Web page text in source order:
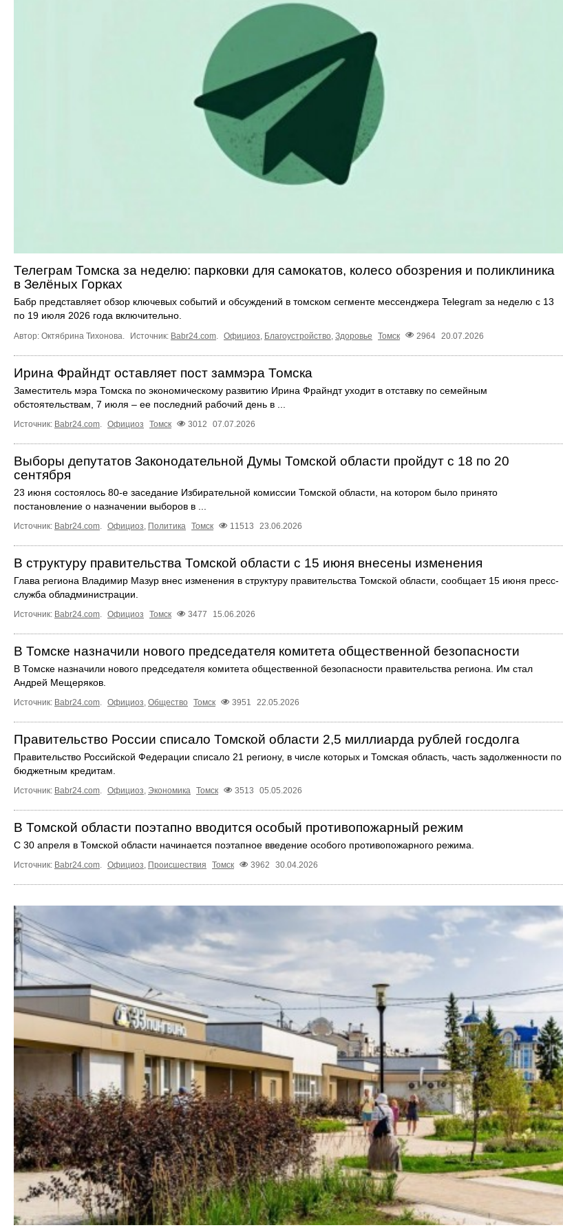
Телеграм Томска за неделю: парковки для самокатов, колесо обозрения и поликлиника
в Зелёных Горках
Бабр представляет обзор ключевых событий и обсуждений в томском сегменте мессенджера Telegram за неделю с 13
по 19 июля 2026 года включительно.
Автор: Октябрина Тихонова. Источник: Babr24.com Официоз Благоустройство Здоровье Томск 2964 20.07.2026
Ирина Фрайндт оставляет пост заммэра Томска
Заместитель мэра Томска по экономическому развитию Ирина Фрайндт уходит в отставку по семейным
обстоятельствам, 7 июля – ее последний рабочий день в ...
Источник: Babr24.com Официоз Томск 3012 07.07.2026
Выборы депутатов Законодательной Думы Томской области пройдут с 18 по 20
сентября
23 июня состоялось 80-е заседание Избирательной комиссии Томской области, на котором было принято
постановление о назначении выборов в ...
Источник: Babr24.com Официоз Политика Томск 11513 23.06.2026
В структуру правительства Томской области с 15 июня внесены изменения
Глава региона Владимир Мазур внес изменения в структуру правительства Томской области, сообщает 15 июня пресс-
служба обладминистрации.
Источник: Babr24.com. Официоз Томск 3477 15.06.2026
В Томске назначили нового председателя комитета общественной безопасности
В Томске назначили нового председателя комитета общественной безопасности правительства региона. Им стал
Андрей Мещеряков.
Источник: Babr24.com. Официоз, Общество Томск 3951 22.05.2026
Правительство России списало Томской области 2,5 миллиарда рублей госдолга
Правительство Российской Федерации списало 21 региону, в числе которых и Томская область, часть задолженности по
бюджетным кредитам.
Источник: Babr24.com. Официоз, Экономика Томск 3513 05.05.2026
В Томской области поэтапно вводится особый противопожарный режим
С 30 апреля в Томской области начинается поэтапное введение особого противопожарного режима.
Источник: Babr24.com. Официоз, Происшествия Томск 3962 30.04.2026